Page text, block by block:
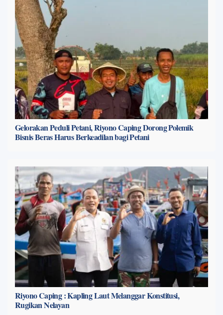
Gelorakan Peduli Petani, Riyono Caping Dorong Polemik
Bisnis Beras Harus Berkeadilan bagi Petani
Riyono Caping : Kapling Laut Melanggar Konstitusi,
Rugikan Nelayan